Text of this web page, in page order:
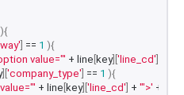
){
== 1 ){
value="' + line key][ 'line_cd'
][ 'company_type' == 1 ){
+ line key][ 'line_cd' + '">' + line